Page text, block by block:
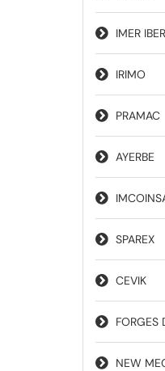
IMER
IRIMO
PRAMAC
AYERBE
SPAREX
CEVIK
FORGES
NEW